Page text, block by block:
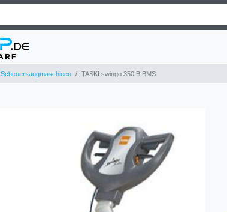
Scheuersaugmaschinen TASKI swingo 350 B BMS